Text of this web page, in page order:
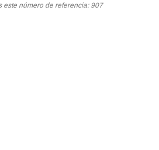
número de referencia: 907